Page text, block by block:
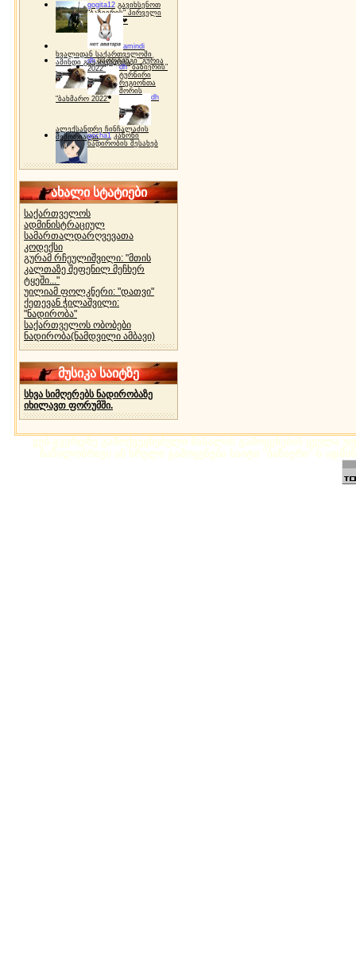
gogita12 გავიხსენოთ
"ბაზიერის" პირველი
ტურნირი ❤
amindi
ხვალიდან საქართველოში
ამინდი გაუარესდება
dh სპორტინგი "გურია
2022"
dh "ბაზიერის"
ტურნირი
რეგიონთა
შორის
"ბახმარო 2022"
dh
ალექსანდრე ჩინჩალაძის
მემორიალიgocha1 კანონი
ნადირობის შესახებ
ახალი სტატიები
საქართველოს
ადმინისტრაციულ
სამართალდარღვევათა
კოდექსი
გურამ რჩეულიშვილი: "მთის
კალთაზე შეფენილ მეჩხერ
ტყეში..."
უილიამ ფოლკნერი: "დათვი"
ქეთევან ჭილაშვილი:
"ნადირობა"
საქართველოს ობობები
ნადირობა(ნამდვილი ამბავი)
მუსიკა საიტზე
სხვა სიმღერებს ნადირობაზე
იხილავთ ფორუმში.
ვებ-გვერდზე გამოქვეყნებული მასალის გამოყენების ყველა
ნაწილობრივი ან სრული გამოყენება საიტი "ბაზიერი"-ს